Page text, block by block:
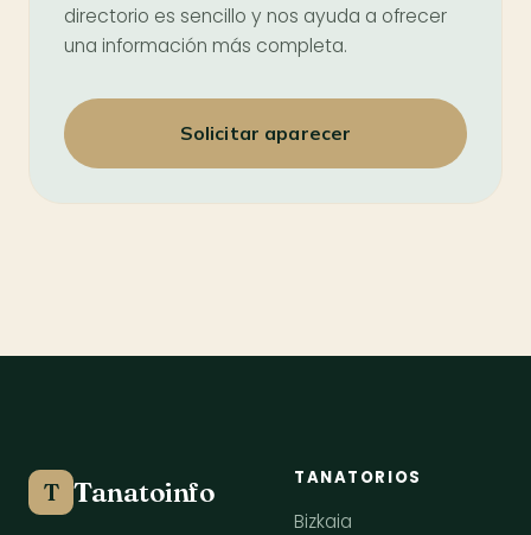
directorio es sencillo y nos ayuda a ofrecer
una información más completa.
Solicitar aparecer
T Tanatoinfo TANATORIOS
Bizkaia